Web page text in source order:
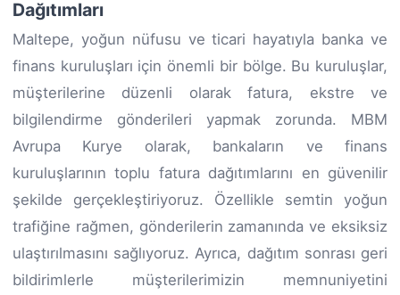
Dağıtımları
Maltepe, yoğun nüfusu ve ticari hayatıyla banka ve
finans kuruluşları için önemli bir bölge. Bu kuruluşlar,
müşterilerine düzenli olarak fatura, ekstre ve
bilgilendirme gönderileri yapmak zorunda. MBM
Avrupa Kurye olarak, bankaların ve finans
kuruluşlarının toplu fatura dağıtımlarını en güvenilir
şekilde gerçekleştiriyoruz. Özellikle semtin yoğun
trafiğine rağmen, gönderilerin zamanında ve eksiksiz
ulaştırılmasını sağlıyoruz. Ayrıca, dağıtım sonrası geri
bildirimlerle müşterilerimizin memnuniyetini